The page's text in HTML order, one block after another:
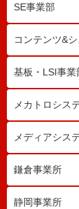
SE事業部
コンテンツ&
基板・LSI事業
メカトロシス
メディアシス
鎌倉事業所
静岡事業所